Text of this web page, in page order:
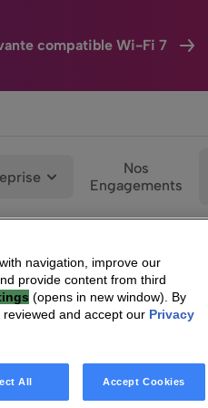
compatible Wi-Fi 7
Nos
Engagements
total de droits de vote et
navigation, improve our
provide content from third
(opens in new window). By
and accept our Privacy
All Accept Cookies